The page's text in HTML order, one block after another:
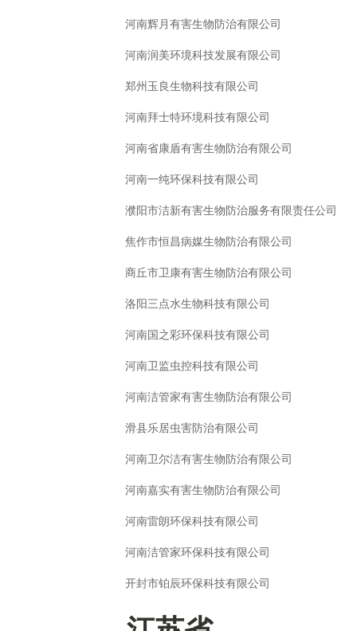
河南辉月有害生物防治有限公司
河南润美环境科技发展有限公司
郑州玉良生物科技有限公司
河南拜士特环境科技有限公司
河南省康盾有害生物防治有限公司
河南一纯环保科技有限公司
濮阳市洁新有害生物防治服务有限责任公司
焦作市恒昌病媒生物防治有限公司
商丘市卫康有害生物防治有限公司
洛阳三点水生物科技有限公司
河南国之彩环保科技有限公司
河南卫监虫控科技有限公司
河南洁管家有害生物防治有限公司
滑县乐居虫害防治有限公司
河南卫尔洁有害生物防治有限公司
河南嘉实有害生物防治有限公司
河南雷朗环保科技有限公司
河南洁管家环保科技有限公司
开封市铂辰环保科技有限公司